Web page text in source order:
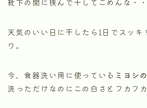
天気のいい日に干したら1日でスッキ
ワ。
今、食器洗い用に使っている ミヨシ
洗っただけなのにこの白さとフカフ